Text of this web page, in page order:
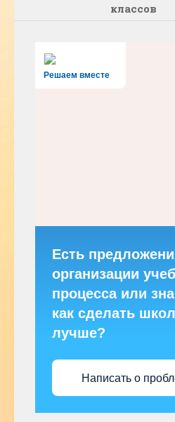
классов
Решаем вместе
Есть
организации
процесса или
как сделать
лучше?
Написать о